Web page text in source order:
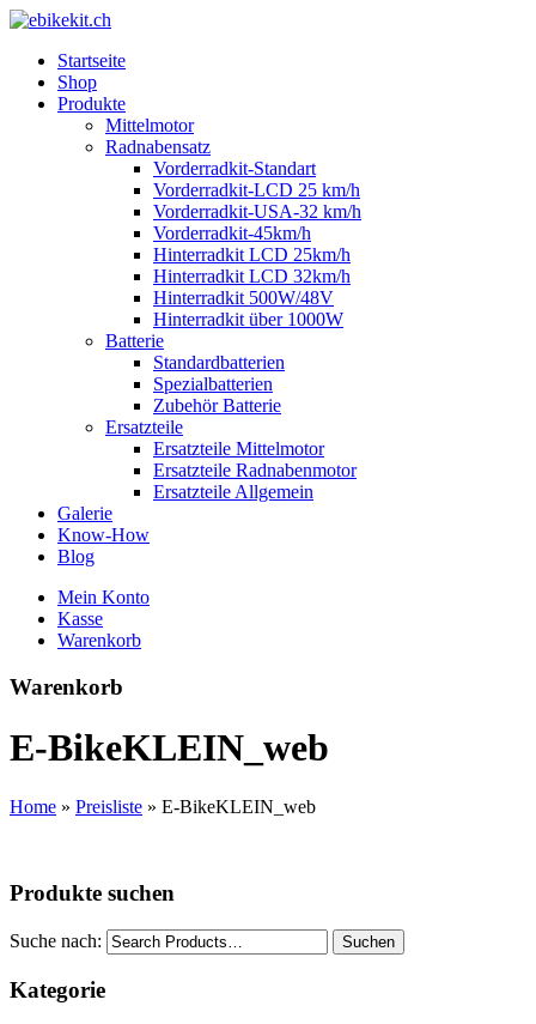
Startseite
Shop
Produkte
Mittelmotor
Radnabensatz
Vorderradkit-Standart
Vorderradkit-LCD 25 km/h
Vorderradkit-USA-32 km/h
Vorderradkit-45km/h
Hinterradkit LCD 25km/h
Hinterradkit LCD 32km/h
Hinterradkit 500W/48V
Hinterradkit über 1000W
Batterie
Standardbatterien
Spezialbatterien
Zubehör Batterie
Ersatzteile
Ersatzteile Mittelmotor
Ersatzteile Radnabenmotor
Ersatzteile Allgemein
Galerie
Know-How
Blog
Mein Konto
Kasse
Warenkorb
Warenkorb
E-BikeKLEIN_web
Home » Preisliste » E-BikeKLEIN_web
Produkte suchen
Suche nach: Suchen
Kategorie